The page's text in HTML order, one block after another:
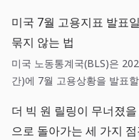
기 기준을 함께 갖춘 배포 작
미국 7월 고용지표 발표
묶지 않는 법
미국 노동통계국(BLS)은
간)에 7월 고용상황을 발표
질지 미리 정하는 편이 실무
더 빅 원 릴링이 무너졌
으로 돌아가는 세 가지 점